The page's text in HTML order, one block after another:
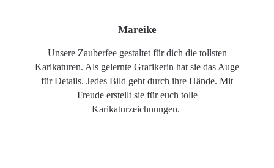
Mareike
Unsere Zauberfee gestaltet für dich die tollsten
Karikaturen. Als gelernte Grafikerin hat sie das Auge
für Details. Jedes Bild geht durch ihre Hände. Mit
Freude erstellt sie für euch tolle
Karikaturzeichnungen.